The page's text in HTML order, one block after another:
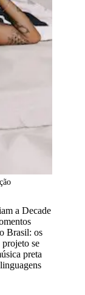
a Decade
Brasil: os
se
preta